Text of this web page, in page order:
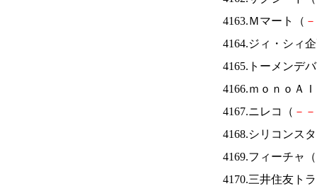
4163.Ｍマート（ －
4164.ジィ・シィ
4165.トーメンデ
4166.ｍｏｎｏＡ
4167.ニレコ（ － －
4168.シリコンス
4169.フィーチャ（
4170.三井住友ト